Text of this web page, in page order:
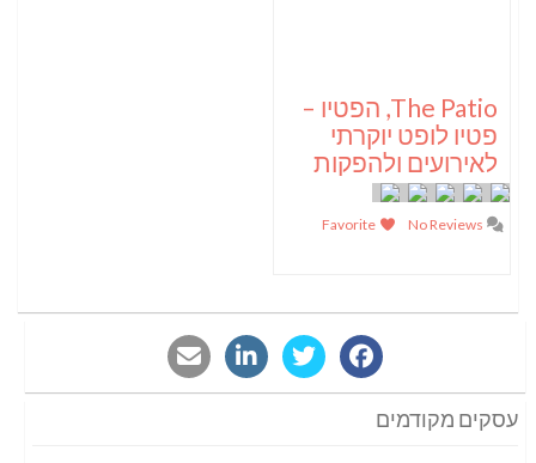
The Patio, הפטיו –
פטיו לופט יוקרתי
לאירועים ולהפקות
עסקים מקודמים